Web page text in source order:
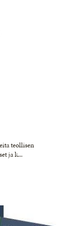
teollisen
ja k...